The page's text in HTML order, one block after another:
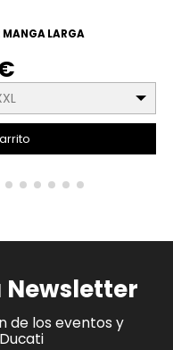
LARGA
Newsletter
de los eventos y